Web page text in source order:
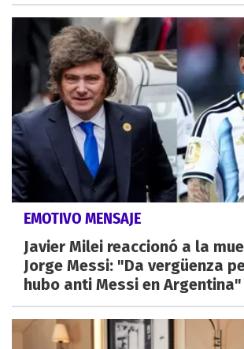
EMOTIVO MENSAJE
Javier Milei reaccionó a la
Jorge Messi: "Da vergüenza
hubo anti Messi en Argentina"